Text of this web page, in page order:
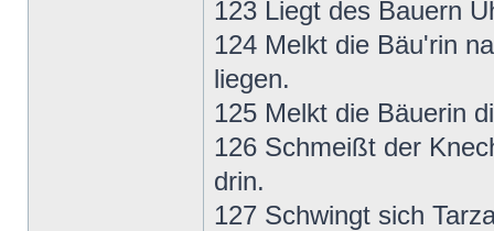
123 Liegt des Bauern
124 Melkt die Bäu'rin
liegen.
125 Melkt die Bäuerin
126 Schmeißt der
drin.
127 Schwingt sich